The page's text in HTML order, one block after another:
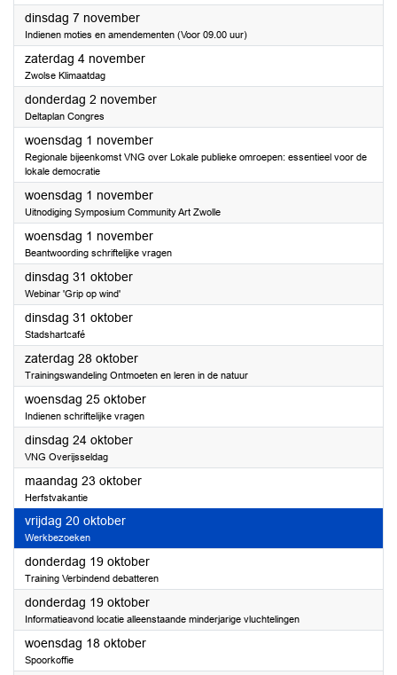
dinsdag 7 november2023
Indienen moties en amendementen (Voor 09.00 uur)
zaterdag 4 november2023
Zwolse Klimaatdag
donderdag 2 november2023
Deltaplan Congres
woensdag 1 november2023
Regionale bijeenkomst VNG over Lokale publieke omroepen: essentieel voor de
lokale democratie
woensdag 1 november2023
Uitnodiging Symposium Community Art Zwolle
woensdag 1 november2023
Beantwoording schriftelijke vragen
dinsdag 31 oktober2023
Webinar 'Grip op wind'
dinsdag 31 oktober2023
Stadshartcafé
zaterdag 28 oktober2023
Trainingswandeling Ontmoeten en leren in de natuur
woensdag 25 oktober2023
Indienen schriftelijke vragen
dinsdag 24 oktober2023
VNG Overijsseldag
maandag 23 oktober2023
Herfstvakantie
vrijdag 20 oktober2023
Werkbezoeken
donderdag 19 oktober2023
Training Verbindend debatteren
donderdag 19 oktober2023
Informatieavond locatie alleenstaande minderjarige vluchtelingen
woensdag 18 oktober2023
Spoorkoffie